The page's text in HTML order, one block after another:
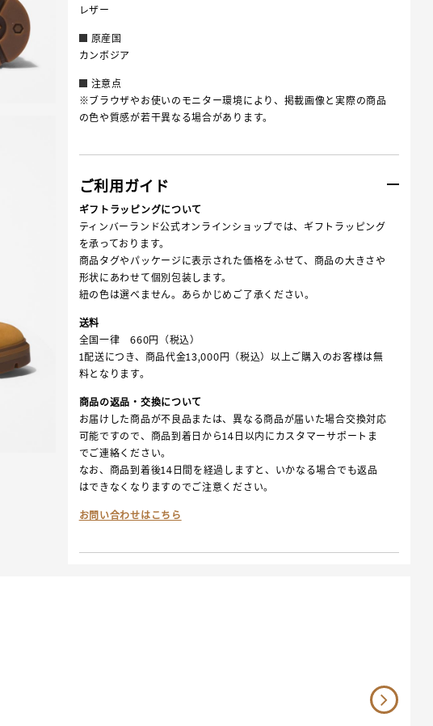
レザー
原産国
カンボジア
注意点
※ブラウザやお使いのモニター環境により、掲載画像と実際の商品
の色や質感が若干異なる場合があります。
ご利用ガイド
ギフトラッピングについて
ティンバーランド公式オンラインショップでは、ギフトラッピング
を承っております。
商品タグやパッケージに表示された価格をふせて、商品の大きさや
形状にあわせて個別包装します。
紐の色は選べません。あらかじめご了承ください。
送料
全国一律 660円（税込）
1配送につき、商品代金13,000円（税込）以上ご購入のお客様は無
料となります。
商品の返品・交換について
お届けした商品が不良品または、異なる商品が届いた場合交換対応
可能ですので、商品到着日から14日以内にカスタマーサポートま
でご連絡ください。
なお、商品到着後14日間を経過しますと、いかなる場合でも返品
はできなくなりますのでご注意ください。
お問い合わせはこちら